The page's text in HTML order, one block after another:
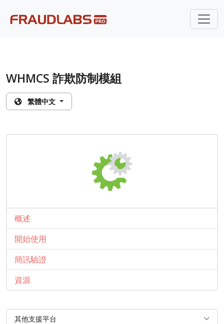
WHMCS 詐欺防制模組
繁體中文
概述
開始使用
簡訊驗證
資源
其他支援平台